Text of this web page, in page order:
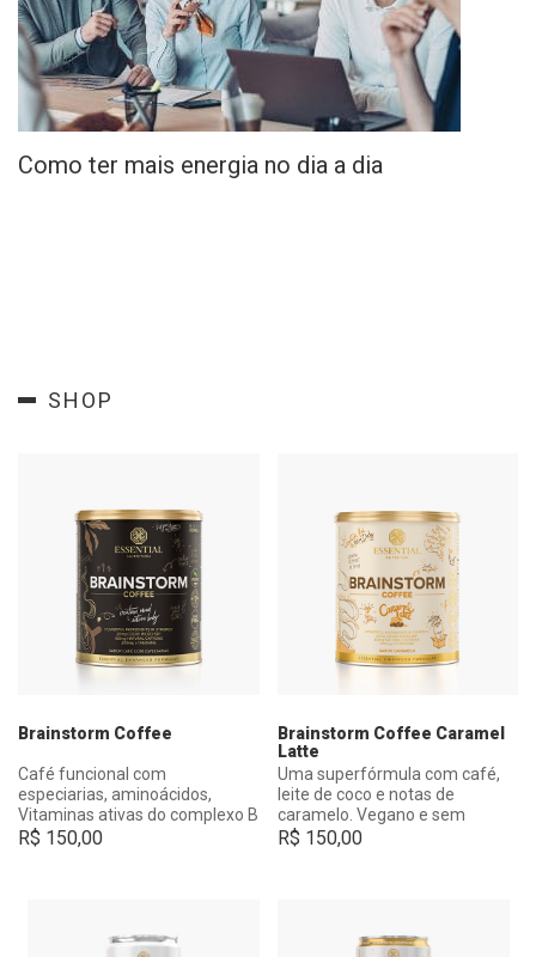
Como ter mais energia no dia a dia
SHOP
Brainstorm Coffee
Café funcional com
especiarias, aminoácidos,
Vitaminas ativas do complexo B
e CoQ10 Micro-SR®.
R$ 150,00
Brainstorm Coffee Caramel
Latte
Uma superfórmula com café,
leite de coco e notas de
caramelo. Vegano e sem
lactose.
R$ 150,00